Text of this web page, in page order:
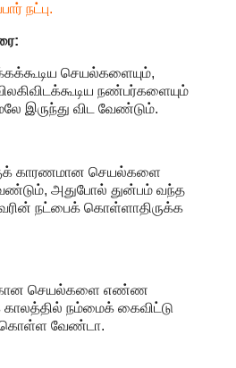
நட்பு.
செயல்களையும்,
நண்பர்களையும்
இருந்து விட வேண்டும்.
காரணமான செயல்களை
அதுபோல் துன்பம் வந்த
நட்பைக் கொள்ளாதிருக்க
செயல்களை எண்ண
நம்மைக் கைவிட்டு
கொள்ள வேண்டா.